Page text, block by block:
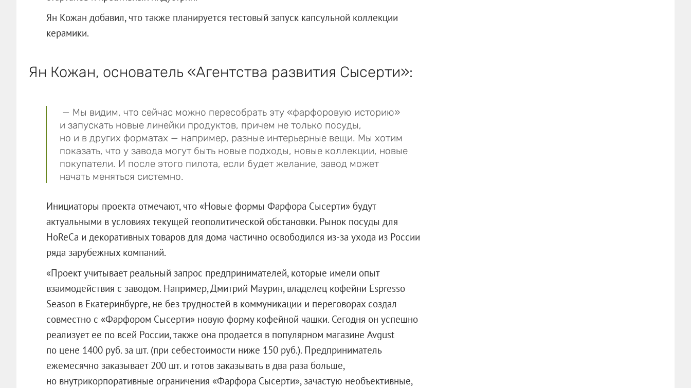
Ян Кожан добавил, что также планируется тестовый запуск капсульной коллекции
керамики.
Ян Кожан, основатель «Агентства развития Сысерти»:
— Мы видим, что сейчас можно пересобрать эту «фарфоровую историю»
и запускать новые линейки продуктов, причем не только посуды,
но и в других форматах — например, разные интерьерные вещи. Мы хотим
показать, что у завода могут быть новые подходы, новые коллекции, новые
покупатели. И после этого пилота, если будет желание, завод может
начать меняться системно.
Инициаторы проекта отмечают, что «Новые формы Фарфора Сысерти» будут
актуальными в условиях текущей геополитической обстановки. Рынок посуды для
HoReCa и декоративных товаров для дома частично освободился из-за ухода из России
ряда зарубежных компаний.
«Проект учитывает реальный запрос предпринимателей, которые имели опыт
взаимодействия с заводом. Например, Дмитрий Маурин, владелец кофейни Espresso
Season в Екатеринбурге, не без трудностей в коммуникации и переговорах создал
совместно с «Фарфором Сысерти» новую форму кофейной чашки. Сегодня он успешно
реализует ее по всей России, также она продается в популярном магазине Avgust
по цене 1400 руб. за шт. (при себестоимости ниже 150 руб.). Предприниматель
ежемесячно заказывает 200 шт. и готов заказывать в два раза больше,
но внутрикорпоративные ограничения «Фарфора Сысерти», зачастую необъективные,